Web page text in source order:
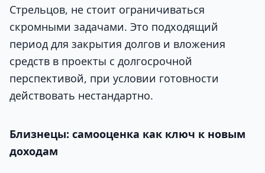
Стрельцов, не стоит ограничиваться
скромными задачами. Это подходящий
период для закрытия долгов и вложения
средств в проекты с долгосрочной
перспективой, при условии готовности
действовать нестандартно.
Близнецы: самооценка как ключ к новым
доходам